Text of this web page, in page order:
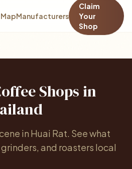
MapManufacturers
Claim
Your
Shop
Shops in
in Huai Rat. See what
and roasters local